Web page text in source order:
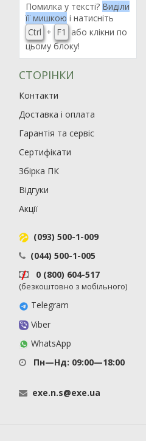
Помилка у тексті? Виділи
її мишкою і натисніть
Ctrl + F1
або клікни по
цьому блоку!
СТОРІНКИ
Контакти
Доставка і оплата
Гарантія та сервіс
Сертифікати
Збірка ПК
Відгуки
Акції
(093) 500-1-009
(044) 500-1-005
0 (800) 604-517
(безкоштовно з мобільного)
Telegram
Viber
WhatsApp
Пн—Нд: 09:00—18:00
exe.n.s@exe.ua